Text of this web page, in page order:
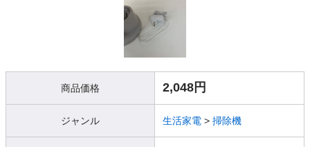
商品価格 2,048円
ジャンル 生活家電 > 掃除機